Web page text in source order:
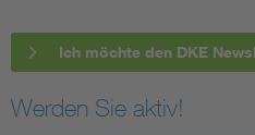
Ich möchte den DKE
Werden Sie aktiv!